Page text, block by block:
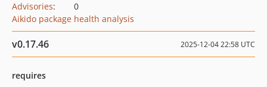
Advisories:
0
Aikido package health analysis
v0.17.46 2025-12-04 22:58 UTC
requires